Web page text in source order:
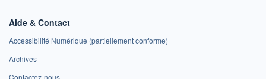
Aide & Contact
Accessibilité Numérique (partiellement conforme)
Archives
Contactez-nous